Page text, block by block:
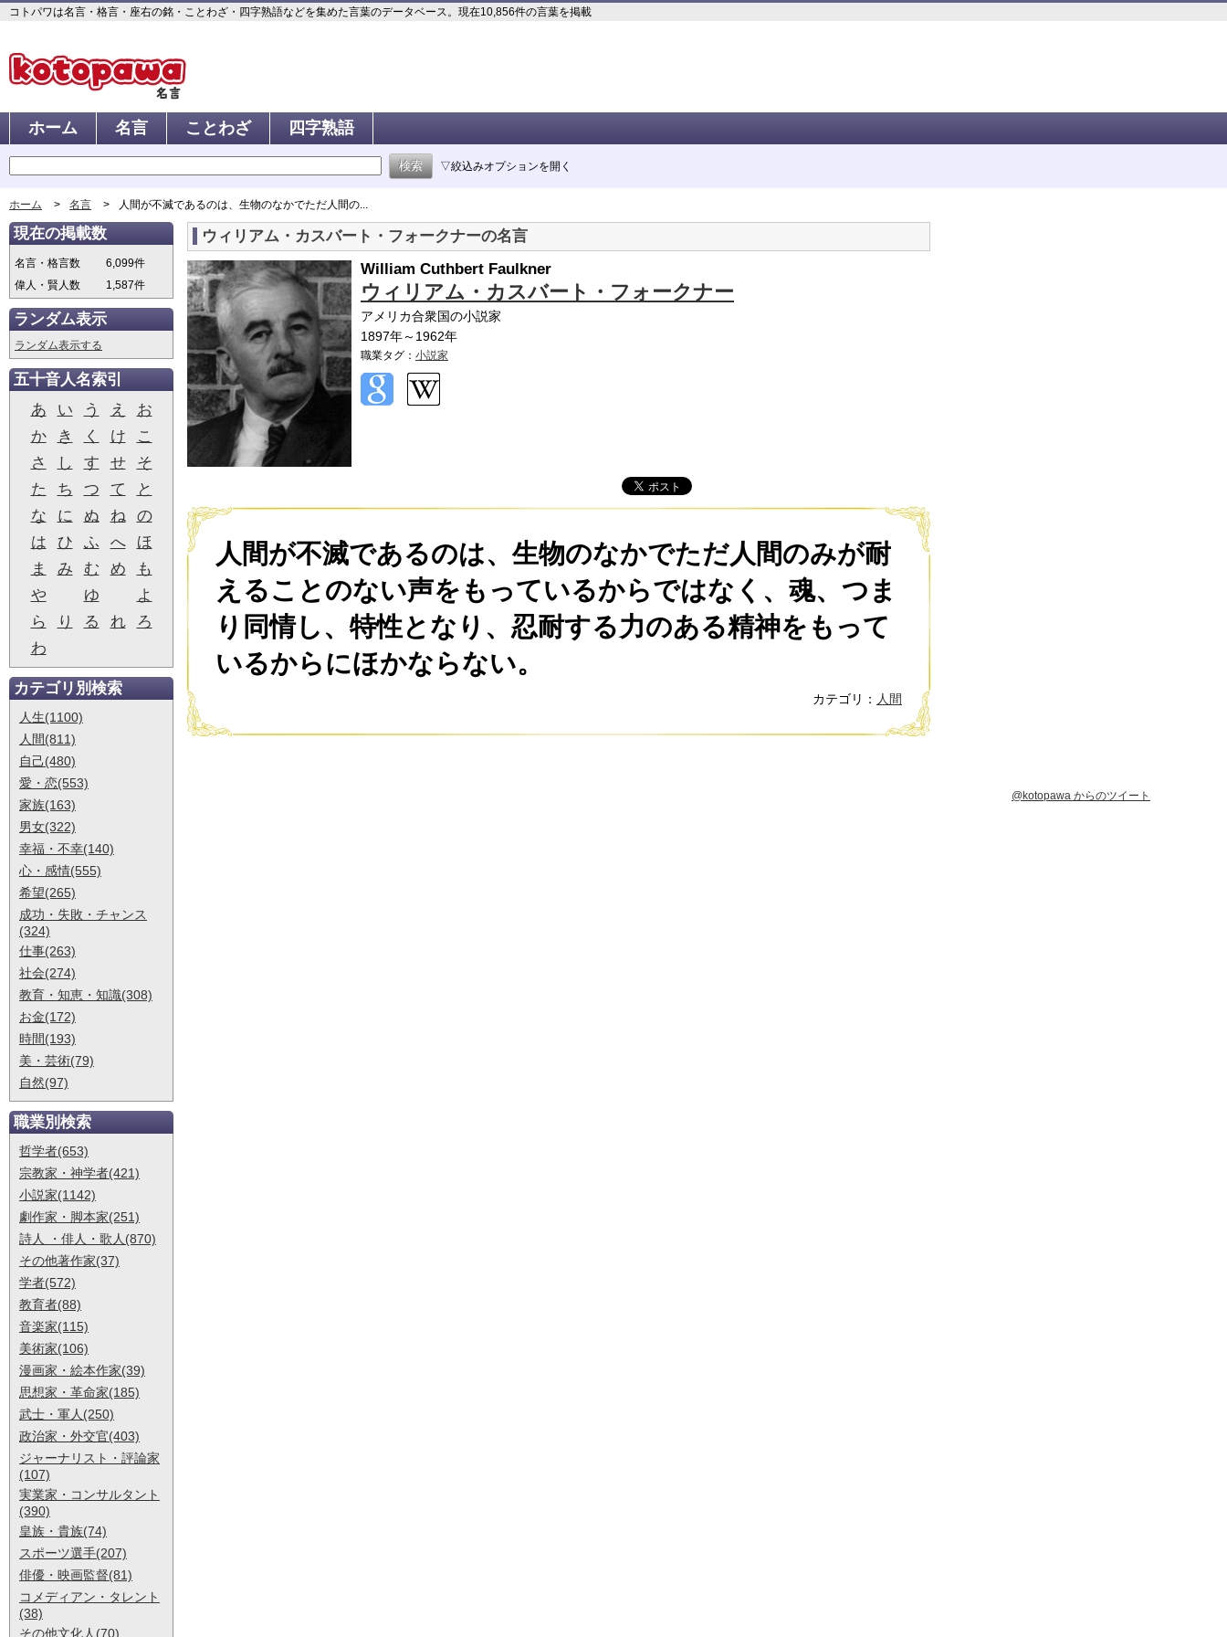
コトパワは名言・格言・座右の銘・ことわざ・四字熟語などを集めた言葉のデータベース。現在10,856件の言葉を掲載
ホーム 名言 ことわざ 四字熟語
▽絞込みオプションを開く
ホーム 名言 人間が不滅であるのは、生物のなかでただ人間の...
ウィリアム・カスバート・フォークナーの名言
William Cuthbert Faulkner
ウィリアム・カスバート・フォークナー
アメリカ合衆国の小説家
1897年～1962年
職業タグ： 小説家
人間が不滅であるのは、生物のなかでただ人間のみが耐
えることのない声をもっているからではなく、魂、つま
り同情し、特性となり、忍耐する力のある精神をもって
いるからにほかならない。
カテゴリ： 人間
現在の掲載数
名言・格言数
6,099件
偉人・賢人数
1,587件
ランダム表示
ランダム表示する
五十音人名索引
あ
い う え
お
か
き く け
こ
さ
し す せ
そ
た
ち つ て
と
な
に ぬ ね
の
は
ひ ふ へ
ほ
ま
み む め
も
や
ゆ
よ
ら
り る れ
ろ
わ
カテゴリ別検索
人生(1100)
人間(811)
自己(480)
愛・恋(553)
家族(163)
男女(322)
幸福・不幸(140)
心・感情(555)
希望(265)
成功・失敗・チャンス
(324)
仕事(263)
社会(274)
教育・知恵・知識(308)
お金(172)
時間(193)
美・芸術(79)
自然(97)
職業別検索
哲学者(653)
宗教家・神学者(421)
小説家(1142)
劇作家・脚本家(251)
詩人 ・俳人・歌人(870)
その他著作家(37)
学者(572)
教育者(88)
音楽家(115)
美術家(106)
漫画家・絵本作家(39)
思想家・革命家(185)
武士・軍人(250)
政治家・外交官(403)
ジャーナリスト・評論家
(107)
実業家・コンサルタント
(390)
皇族・貴族(74)
スポーツ選手(207)
俳優・映画監督(81)
コメディアン・タレント
(38)
その他文化人(70)
@kotopawa からのツイート